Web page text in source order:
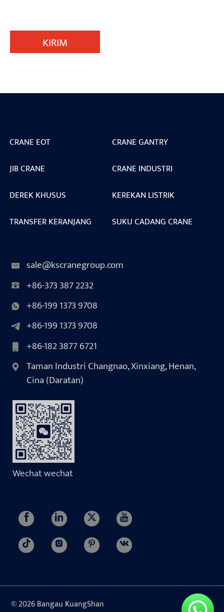
KIRIM
CRANE EOT
CRANE GANTRY
JIB CRANE
CRANE INDUSTRI
DEREK KHUSUS
KEREKAN LISTRIK
TRANSFER KERANJANG
SUKU CADANG CRANE
sale@kscranegroup.com
+86-373 387 2232
+86-199 1373 9708
+86-199 1373 9708
+86-182 3877 6721
Taman Industri Changnao, Xinxiang, Henan,
Cina (Daratan)
Wechat wechat
© 2026 Bangau KuangShan